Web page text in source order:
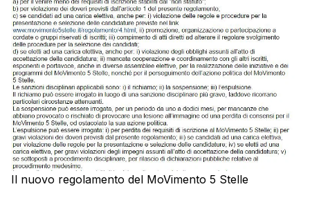
Il nuovo regolamento del MoVimento 5 Stelle